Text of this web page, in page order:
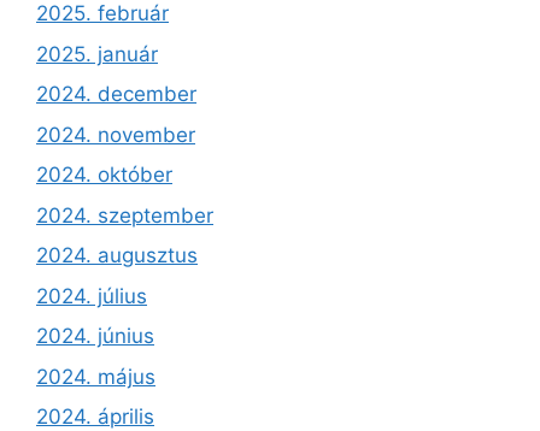
2025. február
2025. január
2024. december
2024. november
2024. október
2024. szeptember
2024. augusztus
2024. július
2024. június
2024. május
2024. április